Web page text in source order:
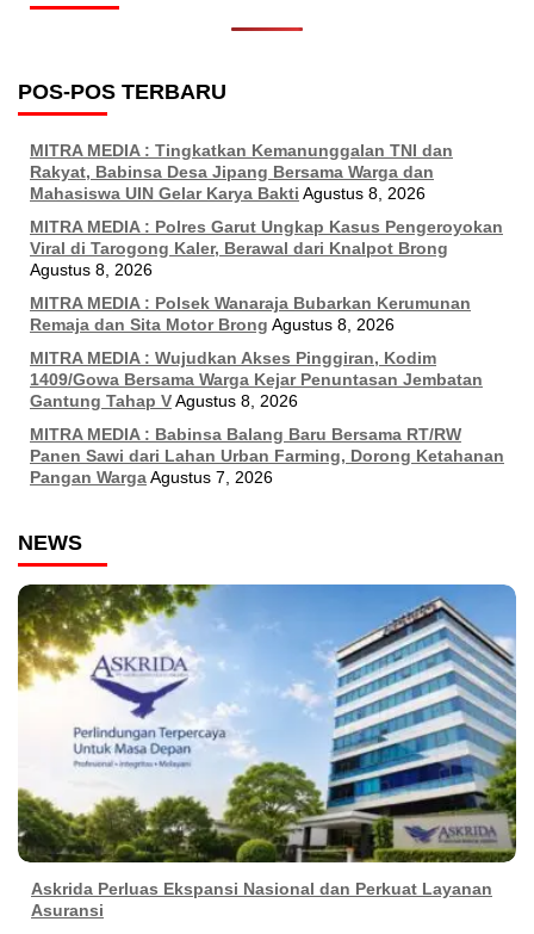
POS-POS TERBARU
MITRA MEDIA : Tingkatkan Kemanunggalan TNI dan
Rakyat, Babinsa Desa Jipang Bersama Warga dan
Mahasiswa UIN Gelar Karya Bakti Agustus 8, 2026
MITRA MEDIA : Polres Garut Ungkap Kasus Pengeroyokan
Viral di Tarogong Kaler, Berawal dari Knalpot Brong
Agustus 8, 2026
MITRA MEDIA : Polsek Wanaraja Bubarkan Kerumunan
Remaja dan Sita Motor Brong Agustus 8, 2026
MITRA MEDIA : Wujudkan Akses Pinggiran, Kodim
1409/Gowa Bersama Warga Kejar Penuntasan Jembatan
Gantung Tahap VAgustus 8, 2026
MITRA MEDIA : Babinsa Balang Baru Bersama RT/RW
Panen Sawi dari Lahan Urban Farming, Dorong Ketahanan
Pangan WargaAgustus 7, 2026
NEWS
Askrida Perluas Ekspansi Nasional dan Perkuat Layanan
Asuransi